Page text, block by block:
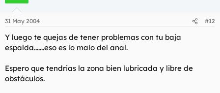
31 May 2004 #12
Y luego te quejas de tener problemas con tu baja
espalda.......eso es lo malo del anal.
Espero que tendrias la zona bien lubricada y libre de
obstáculos.